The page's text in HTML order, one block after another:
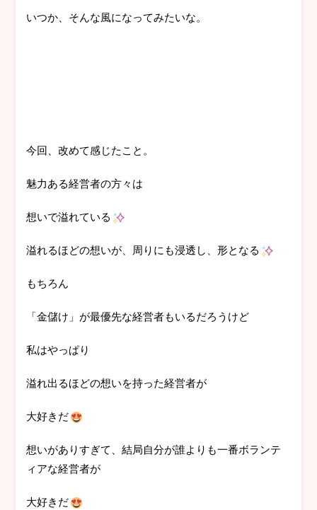
いつか、そんな風になってみたいな。
今回、改めて感じたこと。
魅力ある経営者の方々は
想いで溢れている
溢れるほどの想いが、周りにも浸透し、形となる
もちろん
「金儲け」が最優先な経営者もいるだろうけど
私はやっぱり
溢れ出るほどの想いを持った経営者が
大好きだ
想いがありすぎて、結局自分が誰よりも一番ボランテ
ィアな経営者が
大好きだ